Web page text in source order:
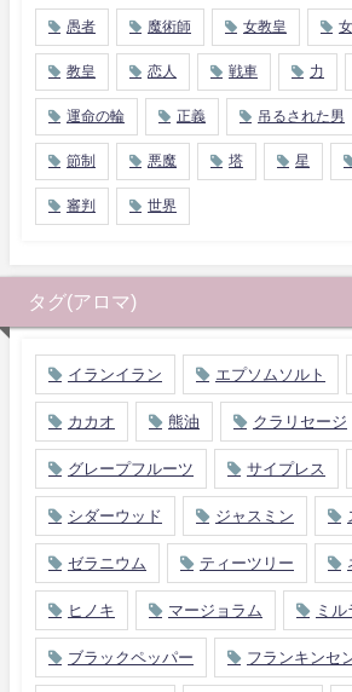
愚者 魔術師 女教皇
教皇 恋人 戦車 力
運命の輪 正義 吊るされた男
節制 悪魔 塔 星
審判 世界
タグ(アロマ)
イランイラン エプソムソルト
カカオ 熊油 クラリセージ
グレープフルーツ サイプレス
シダーウッド ジャスミン
ゼラニウム ティーツリー
ヒノキ マージョラム ミル
ブラックペッパー フランキンセ